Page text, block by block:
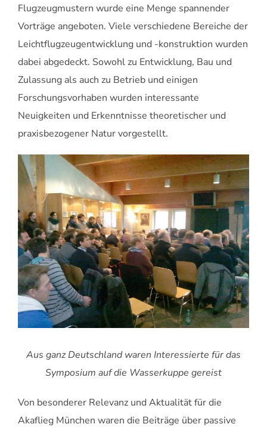
Flugzeugmustern wurde eine Menge spannender
Vorträge angeboten. Viele verschiedene Bereiche der
Leichtflugzeugentwicklung und -konstruktion wurden
dabei abgedeckt. Sowohl zu Entwicklung, Bau und
Zulassung als auch zu Betrieb und einigen
Forschungsvorhaben wurden interessante
Neuigkeiten und Erkenntnisse theoretischer und
praxisbezogener Natur vorgestellt.
Aus ganz Deutschland waren Interessierte für das
Symposium auf die Wasserkuppe gereist
Von besonderer Relevanz und Aktualität für die
Akaflieg München waren die Beiträge über passive